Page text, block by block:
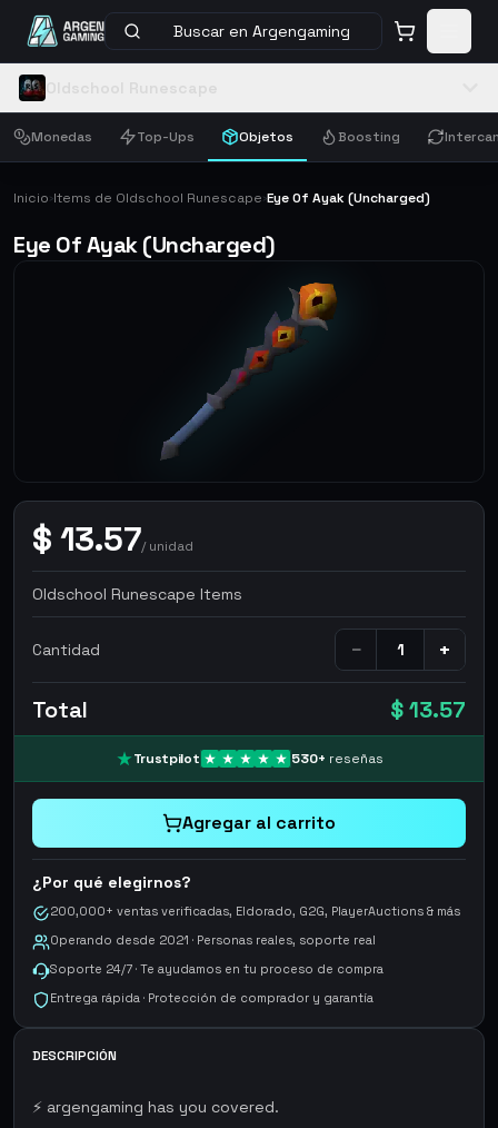
Buscar en Argengaming
Monedas Top-Ups Objetos Boosting
Inicio›Items de Oldschool Runescape›Eye Of Ayak (Uncharged)
Eye Of Ayak (Uncharged)
$ 13.57/unidad
Oldschool Runescape Items
Cantidad − +
Total $ 13.57
Trustpilot 530+ reseñas
Agregar al carrito
¿Por qué elegirnos?
200,000+ ventas verificadas, Eldorado, G2G, PlayerAuctions & más
Operando desde 2021 · Personas reales, soporte real
Soporte 24/7 · Te ayudamos en tu proceso de compra
Entrega rápida · Protección de comprador y garantía
DESCRIPCIÓN
⚡ argengaming has you covered.